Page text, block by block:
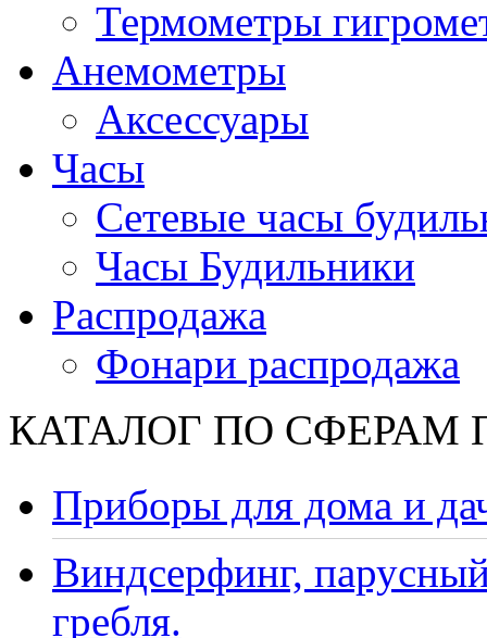
Термометры
Анемометры
Аксессуары
Часы
Сетевые часы
Часы Будильники
Распродажа
Фонари распродажа
КАТАЛОГ ПО СФЕРАМ
Приборы для дома и
Виндсерфинг,
гребля.